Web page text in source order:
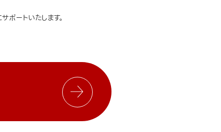
ポートいたします。